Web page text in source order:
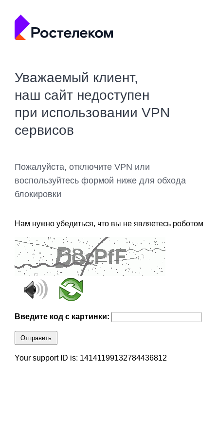
Уважаемый клиент,
наш сайт недоступен
при использовании VPN
сервисов
Пожалуйста, отключите VPN или
воспользуйтесь формой ниже для обхода
блокировки
Нам нужно убедиться, что вы не являетесь роботом
Введите код с картинки:
Отправить
Your support ID is: 14141199132784436812